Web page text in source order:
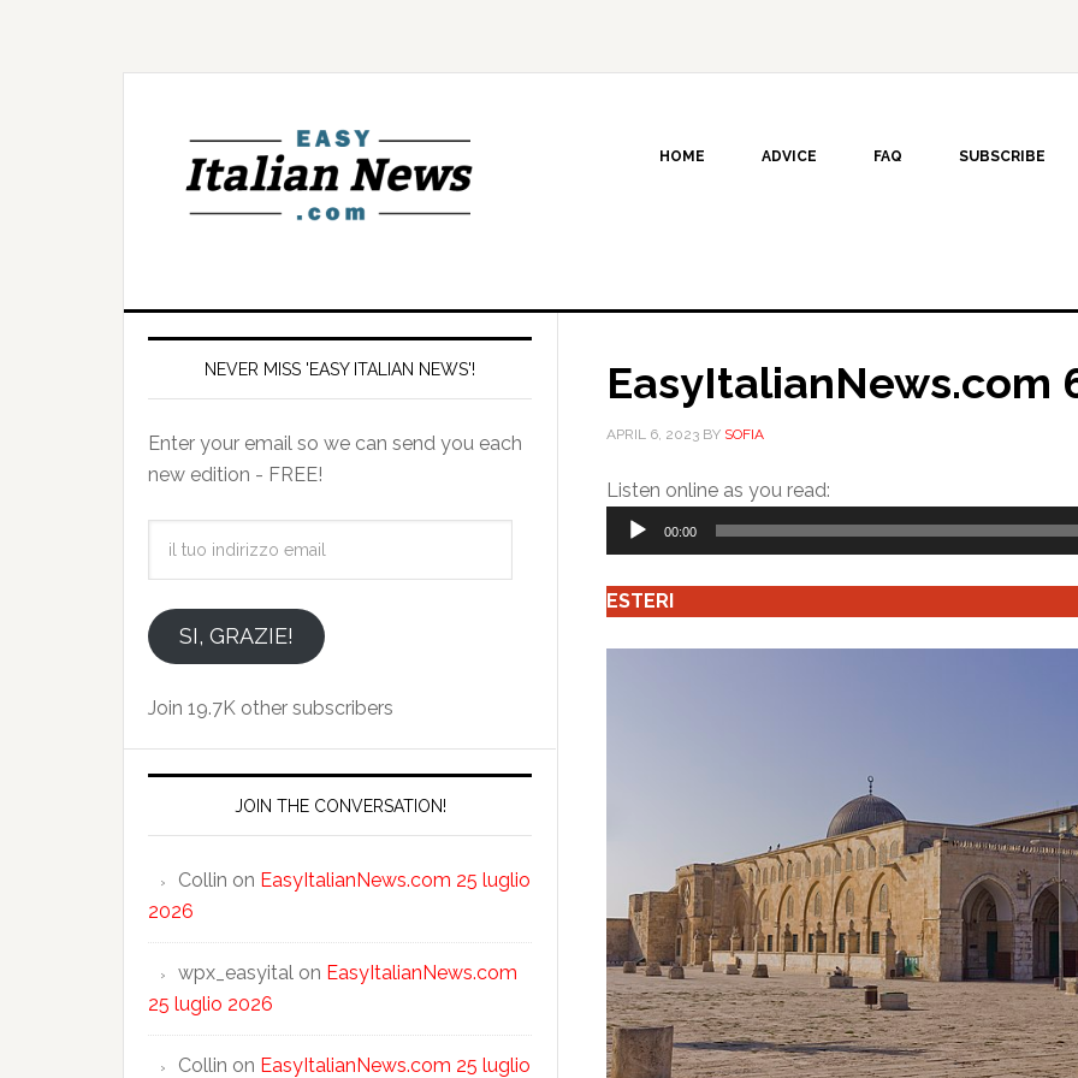
HOME ADVICE FAQ SUBSCRIBE
EasyItalianNews.com
APRIL 6, 2023 BY SOFIA
Listen online as you read:
Player
00:00
ESTERI
NEVER MISS 'EASY ITALIAN NEWS'!
Enter your email so we can send you each
new edition - FREE!
emailSI, GRAZIE!
Join 19.7K other subscribers
JOIN THE CONVERSATION!
Collin on EasyItalianNews.com 25 luglio
2026
wpx_easyital on EasyItalianNews.com
25 luglio 2026
Collin on EasyItalianNews.com 25 luglio